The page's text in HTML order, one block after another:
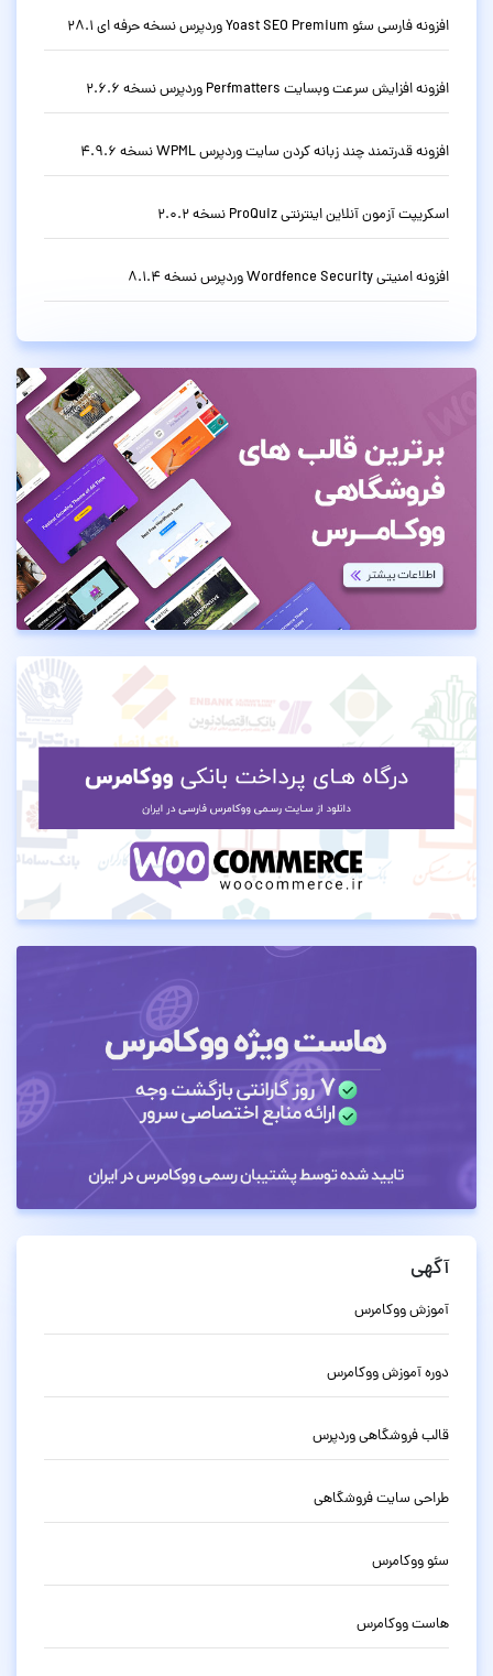
افزونه فارسی سئو Yoast SEO Premium وردپرس نسخه حرفه ای 28.1
افزونه افزایش سرعت وبسایت Perfmatters وردپرس نسخه 2.6.6
افزونه قدرتمند چند زبانه کردن سایت وردپرس WPML نسخه 4.9.6
اسکریپت آزمون آنلاین اینترنتی ProQuiz نسخه 2.0.2
افزونه امنیتی Wordfence Security وردپرس نسخه 8.1.4
آگهی
آموزش ووکامرس
دوره آموزش ووکامرس
قالب فروشگاهی وردپرس
طراحی سایت فروشگاهی
سئو ووکامرس
هاست ووکامرس